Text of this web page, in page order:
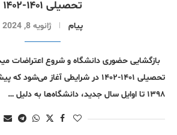
تحصیلی ۱۴۰۱-۱۴۰۲
پیام ژانویه 8, 2024
بازگشایی حضوری دانشگاه و شروع اعتراضات
تحصیلی ۱۴۰۱-۱۴۰۲ در شرایطی آغاز
۱۳۹۸ تا اوایل سال جدید، دانشگاه‌ها به دلیل …